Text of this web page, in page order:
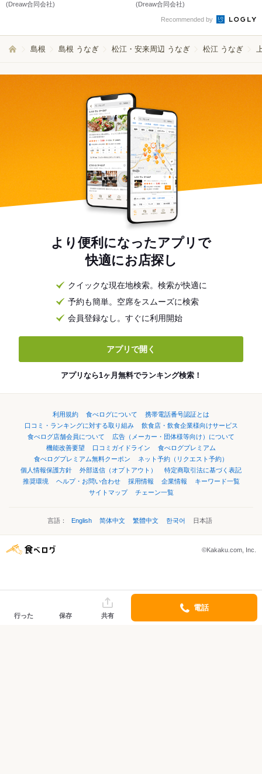
(Dreaw合同会社)
(Dreaw合同会社)
Recommended by
島根 島根 うなぎ 松江・安来周辺 うなぎ 松江 うなぎ
より便利になったアプリで
快適にお店探し
クイックな現在地検索。検索が快適に
予約も簡単。空席をスムーズに検索
会員登録なし。すぐに利用開始
アプリで開く
アプリなら1ヶ月無料でランキング検索！
利用規約 食べログについて
携帯電話番号認証とは
口コミ・ランキングに対する取り組み
飲食店・飲食企業様向けサービス
食べログ店舗会員について
広告（メーカー・団体様等向け）について
機能改善要望
口コミガイドライン
食べログプレミアム
食べログプレミアム無料クーポン
ネット予約（リクエスト予約）
個人情報保護方針
外部送信（オプトアウト）
特定商取引法に基づく表記
推奨環境
ヘルプ・お問い合わせ 採用情報 企業情報
キーワード一覧
サイトマップ
チェーン一覧
言語： English 简体中文 繁體中文 한국어 日本語
©Kakaku.com, Inc.
行った 保存 共有
電話